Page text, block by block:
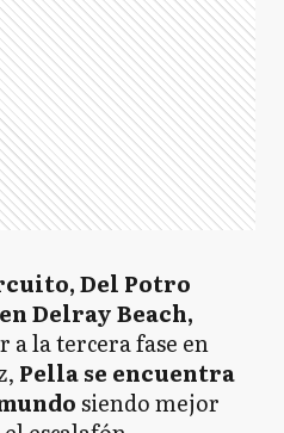
Del Potro
Delray Beach,
a la tercera fase en
Pella se encuentra
siendo mejor